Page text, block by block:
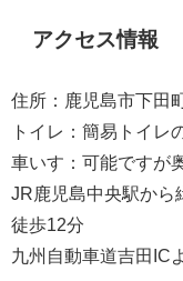
アクセス情報
住所：鹿児島市下田
トイレ：簡易トイレ
車いす：可能ですが
JR鹿児島中央駅から
徒歩12分
九州自動車道吉田IC